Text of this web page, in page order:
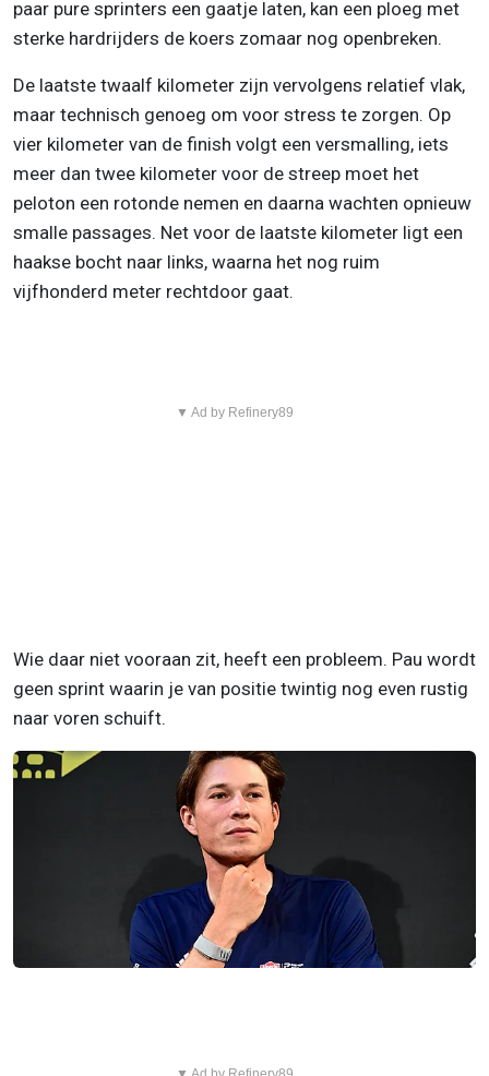
paar pure sprinters een gaatje laten, kan een ploeg met
sterke hardrijders de koers zomaar nog openbreken.
De laatste twaalf kilometer zijn vervolgens relatief vlak,
maar technisch genoeg om voor stress te zorgen. Op
vier kilometer van de finish volgt een versmalling, iets
meer dan twee kilometer voor de streep moet het
peloton een rotonde nemen en daarna wachten opnieuw
smalle passages. Net voor de laatste kilometer ligt een
haakse bocht naar links, waarna het nog ruim
vijfhonderd meter rechtdoor gaat.
▼ Ad by Refinery89
Wie daar niet vooraan zit, heeft een probleem. Pau wordt
geen sprint waarin je van positie twintig nog even rustig
naar voren schuift.